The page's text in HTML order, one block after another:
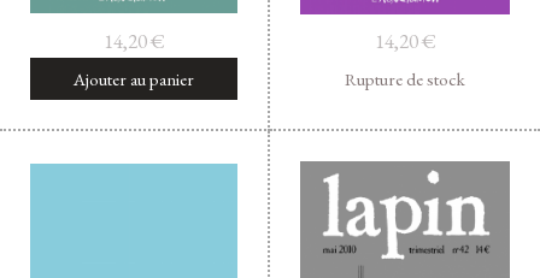
14,20€
Ajouter au panier
14,20€
Rupture de stock